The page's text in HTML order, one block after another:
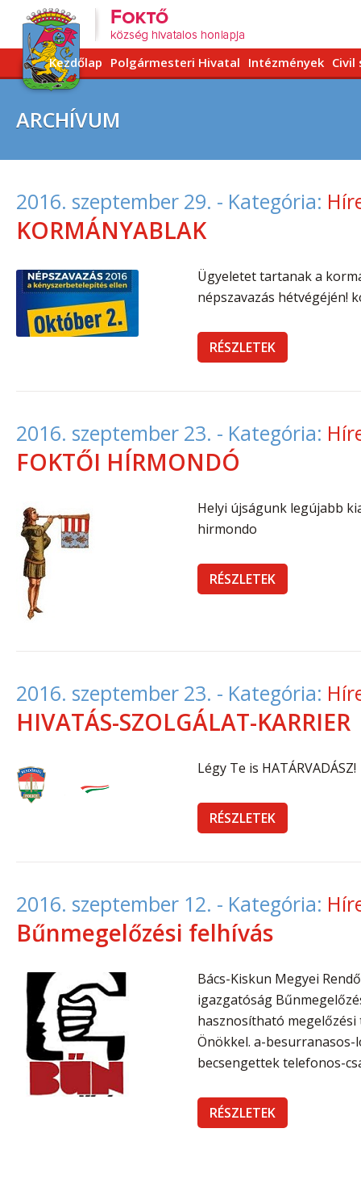
Kezdőlap Polgármesteri Hivatal Intézmények Civil
ARCHÍVUM
2016. szeptember 29. - Kategória:
KORMÁNYABLAK
Ügyeletet tartanak a
népszavazás hétvégéjén!
RÉSZLETEK
2016. szeptember 23. - Kategória:
FOKTŐI HÍRMONDÓ
Helyi újságunk legújabb
hirmondo
RÉSZLETEK
2016. szeptember 23. - Kategória:
HIVATÁS-SZOLGÁLAT-KARRIER
Légy Te is HATÁRVADÁSZ!
RÉSZLETEK
2016. szeptember 12. - Kategória:
Bűnmegelőzési felhívás
Bács-Kiskun Megyei
igazgatóság
hasznosítható
Önökkel. a-
becsengettek telefonos-
RÉSZLETEK